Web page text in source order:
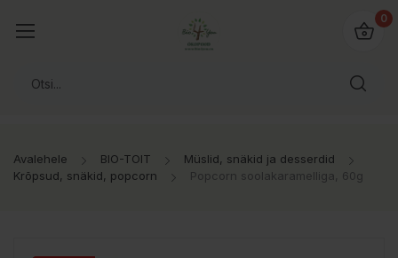
0
Avalehele BIO-TOIT
Müslid, snäkid ja desserdid
Krõpsud, snäkid, popcorn
Popcorn soolakaramelliga, 60g